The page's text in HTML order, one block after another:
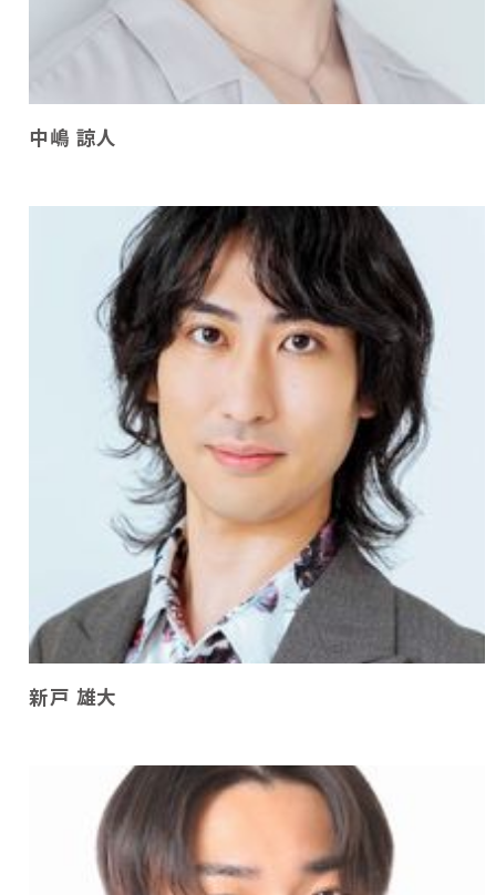
中嶋 諒人
新戸 雄大